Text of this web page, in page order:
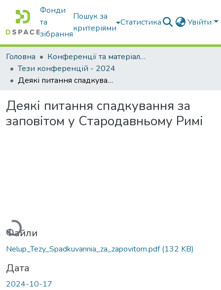
Фонди
та
зібрання
Пошук за
критеріями
Статистика Увійти
Головна
Конференції та матеріали конференцій
Тези конференцій - 2024
Деякі питання спадкування за заповітом у Стародавньому Римі
Деякі питання спадкування за
заповітом у Стародавньому Римі
Файли
Nelup_Tezy_Spadkuvannia_za_zapovitom.pdf(132 KB)
Дата
2024-10-17